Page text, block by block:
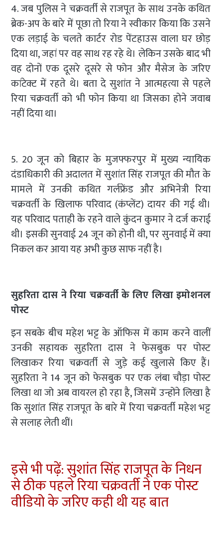
4. जब पुलिस ने चक्रवर्ती से राजपूत के साथ उनके कथित
ब्रेक-अप के बारे में पूछा तो रिया ने स्वीकार किया कि उसने
एक लड़ाई के चलते कार्टर रोड पेंटहाउस वाला घर छोड़
दिया था, जहां पर वह साथ रह रहे थे। लेकिन उसके बाद भी
वह दोनों एक दूसरे दूसरे से फोन और मैसेज के जरिए
कांटेक्ट में रहते थे। बता दे सुशांत ने आत्महत्या से पहले
रिया चक्रवर्ती को भी फोन किया था जिसका होने जवाब
नहीं दिया था।
5. 20 जून को बिहार के मुजफ्फरपुर में मुख्य न्यायिक
दंडाधिकारी की अदालत में सुशांत सिंह राजपूत की मौत के
मामले में उनकी कथित गर्लफ्रेंड और अभिनेत्री रिया
चक्रवर्ती के खिलाफ परिवाद (कंप्लेंट) दायर की गई थी।
यह परिवाद पताही के रहने वाले कुंदन कुमार ने दर्ज कराई
थी। इसकी सुनवाई 24 जून को होनी थी, पर सुनवाई में क्या
निकल कर आया यह अभी कुछ साफ नहीं है।
सुहरिता दास ने रिया चक्रवर्ती के लिए लिखा इमोशनल
पोस्ट
इन सबके बीच महेश भट्ट के ऑफिस में काम करने वालीं
उनकी सहायक सुहरिता दास ने फेसबुक पर पोस्ट
लिखाकर रिया चक्रवर्ती से जुड़े कई खुलासे किए हैं।
सुहरिता ने 14 जून को फेसबुक पर एक लंबा चौड़ा पोस्ट
लिखा था जो अब वायरल हो रहा है, जिसमें उन्होंने लिखा है
कि सुशांत सिंह राजपूत के बारे में रिया चक्रवर्ती महेश भट्ट
से सलाह लेती थीं।
इसे भी पढ़ें: सुशांत सिंह राजपूत के निधन
से ठीक पहले रिया चक्रवर्ती ने एक पोस्ट
वीडियो के जरिए कही थी यह बात